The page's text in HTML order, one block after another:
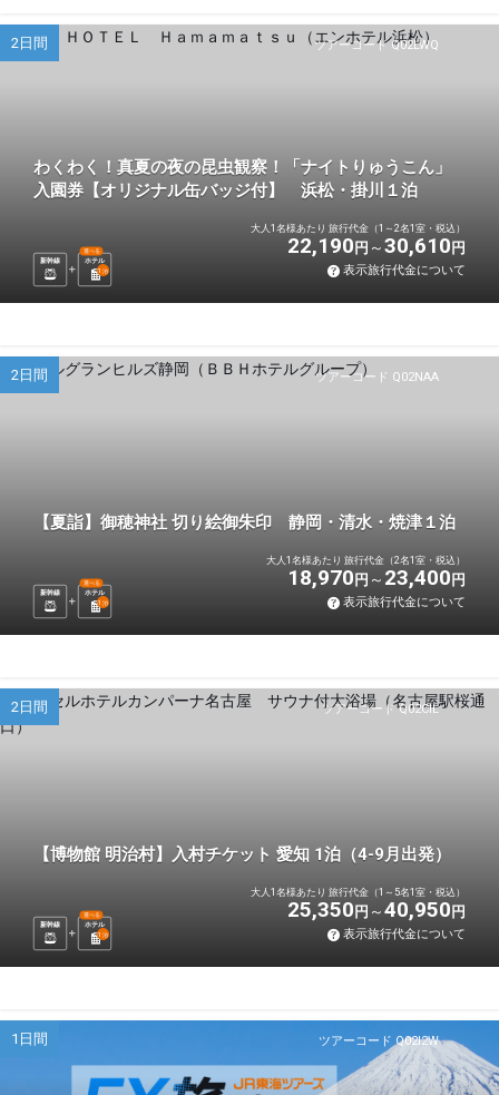
ツアーコード Q02LWQ
2日間
わくわく！真夏の夜の昆虫観察！「ナイトりゅうこん」
入園券【オリジナル缶バッジ付】 浜松・掛川１泊
新幹線 ホテル
選べる
1 泊
大人1名様あたり 旅行代金（1～2名1室・税込）
22,190 円 30,610 円
表示旅行代金について
ツアーコード Q02NAA
2日間
【夏詣】御穂神社 切り絵御朱印 静岡・清水・焼津１泊
新幹線 ホテル
選べる
1 泊
大人1名様あたり 旅行代金（2名1室・税込）
18,970 円 23,400 円
表示旅行代金について
ツアーコード Q02CIL
2日間
【博物館 明治村】入村チケット 愛知 1泊（4-9月出発）
新幹線 ホテル
選べる
1 泊
大人1名様あたり 旅行代金（1～5名1室・税込）
25,350 円 40,950 円
表示旅行代金について
ツアーコード Q02I2W
1日間